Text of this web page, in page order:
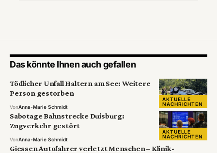
Das könnte Ihnen auch gefallen
AKTUELLE
NACHRICHTEN
Tödlicher Unfall Haltern am See: Weitere
Person gestorben
VonAnna-Marie Schmidt
AKTUELLE
NACHRICHTEN
Sabotage Bahnstrecke Duisburg:
Zugverkehr gestört
VonAnna-Marie Schmidt
Giessen Autofahrer verletzt Menschen – Klinik-